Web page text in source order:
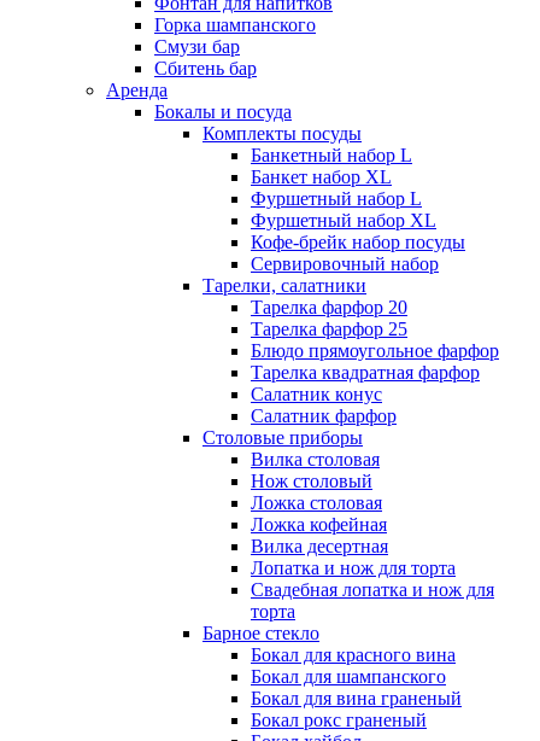
Горка шампанского
Смузи бар
Сбитень бар
Аренда
Бокалы и посуда
Комплекты посуды
Банкетный набор L
Банкет набор XL
Фуршетный набор L
Фуршетный набор ХL
Кофе-брейк набор посуды
Сервировочный набор
Тарелки, салатники
Тарелка фарфор 20
Тарелка фарфор 25
Блюдо прямоугольное фарфор
Тарелка квадратная фарфор
Салатник конус
Салатник фарфор
Столовые приборы
Вилка столовая
Нож столовый
Ложка столовая
Ложка кофейная
Вилка десертная
Лопатка и нож для торта
Свадебная лопатка и нож для
торта
Барное стекло
Бокал для красного вина
Бокал для шампанского
Бокал для вина граненый
Бокал рокс граненый